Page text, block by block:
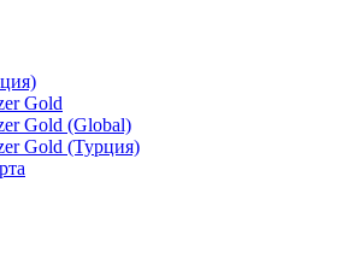
Gold
Gold (Global)
Gold (Турция)